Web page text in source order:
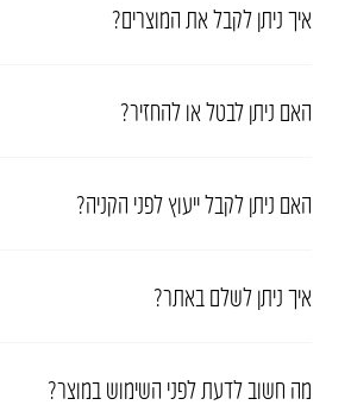
איך ניתן לקבל את המוצרים?
האם ניתן לבטל או להחזיר?
האם ניתן לקבל ייעוץ לפני הקניה?
איך ניתן לשלם באתר?
מה חשוב לדעת לפני השימוש במוצר?